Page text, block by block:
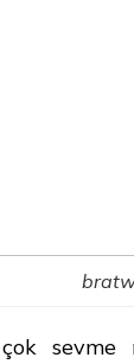
sevme